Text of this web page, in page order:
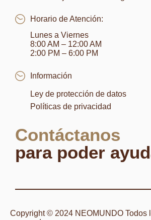
Horario de Atención:
Lunes a Viernes
8:00 AM – 12:00 AM
2:00 PM – 6:00 PM
Información
Ley de protección de datos
Políticas de privacidad
Contáctanos
para poder
Copyright © 2024 NEOMUNDO Todos